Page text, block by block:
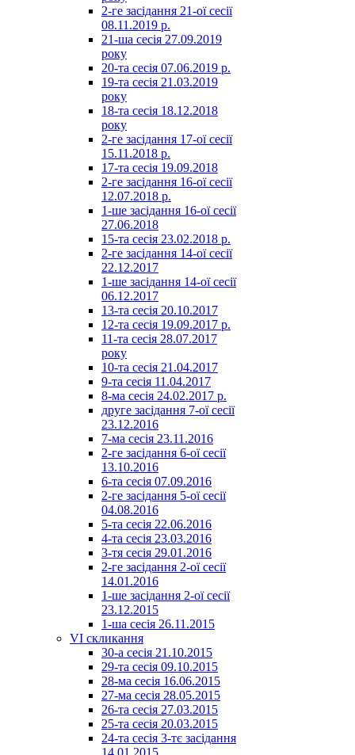
2-ге засідання 21-ої сесії
08.11.2019 р.
21-ша сесія 27.09.2019
року
20-та сесія 07.06.2019 р.
19-та сесія 21.03.2019
року
18-та сесія 18.12.2018
року
2-ге засідання 17-ої сесії
15.11.2018 р.
17-та сесія 19.09.2018
2-ге засідання 16-ої сесії
12.07.2018 р.
1-ше засідання 16-ої сесії
27.06.2018
15-та сесія 23.02.2018 р.
2-ге засідання 14-ої сесії
22.12.2017
1-ше засідання 14-ої сесії
06.12.2017
13-та сесія 20.10.2017
12-та сесія 19.09.2017 р.
11-та сесія 28.07.2017
року
10-та сесія 21.04.2017
9-та сесія 11.04.2017
8-ма сесія 24.02.2017 р.
друге засідання 7-ої сесії
23.12.2016
7-ма сесія 23.11.2016
2-ге засідання 6-ої сесії
13.10.2016
6-та сесія 07.09.2016
2-ге засідання 5-ої сесії
04.08.2016
5-та сесія 22.06.2016
4-та сесія 23.03.2016
3-тя сесія 29.01.2016
2-ге засідання 2-ої сесії
14.01.2016
1-ше засідання 2-ої сесії
23.12.2015
1-ша сесія 26.11.2015
VI скликання
30-а сесія 21.10.2015
29-та сесія 09.10.2015
28-ма сесія 16.06.2015
27-ма сесія 28.05.2015
26-та сесія 27.03.2015
25-та сесія 20.03.2015
24-та сесія 3-тє засідання
14.01.2015